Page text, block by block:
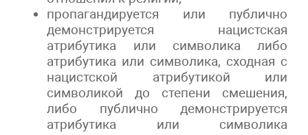
пропагандируется или публично
демонстрируется нацистская
атрибутика или символика либо
атрибутика или символика, сходная с
нацистской атрибутикой или
символикой до степени смешения,
либо публично демонстрируется
атрибутика или символика